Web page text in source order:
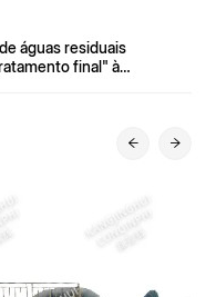
MVR: quanto pode ser
da evaporação?